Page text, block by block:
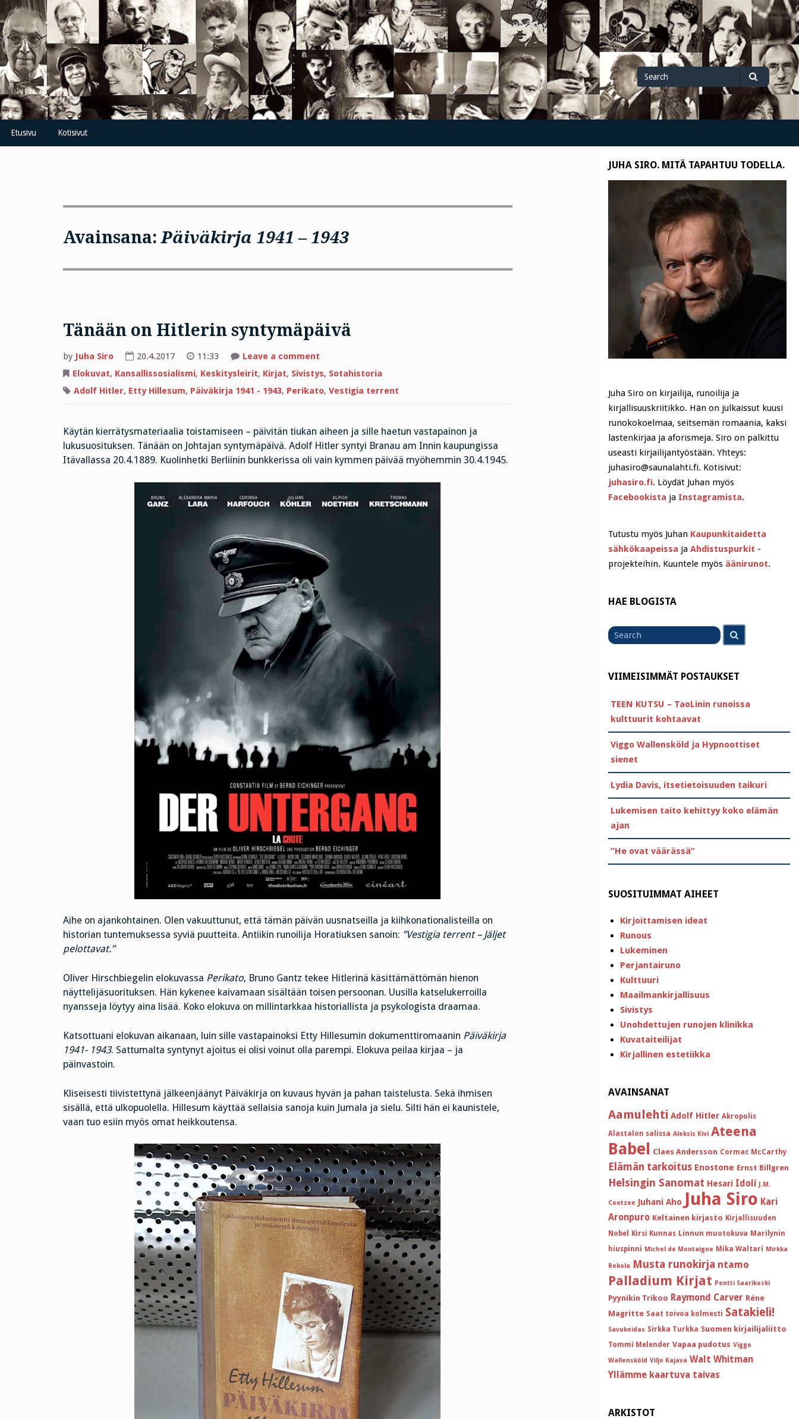
Skip
to
content
Search
for
Search
Etusivu Kotisivut
Avainsana:Päiväkirja 1941 – 1943
Tänään on Hitlerin syntymäpäivä
by Juha Siro 20.4.2017 11:33 Leave a commenton
on
Hitlerin
syntymäpäivä
Elokuvat, Kansallissosialismi, Keskitysleirit, Kirjat, Sivistys, Sotahistoria
Adolf Hitler, Etty Hillesum, Päiväkirja 1941 - 1943, Perikato, Vestigia terrent
Käytän kierrätysmateriaalia toistamiseen – päivitän tiukan aiheen ja sille haetun vastapainon ja
lukusuosituksen. Tänään on Johtajan syntymäpäivä. Adolf Hitler syntyi Branau am Innin kaupungissa
Itävallassa 20.4.1889. Kuolinhetki Berliinin bunkkerissa oli vain kymmen päivää myöhemmin 30.4.1945.
Aihe on ajankohtainen. Olen vakuuttunut, että tämän päivän uusnatseilla ja kiihkonationalisteilla on
historian tuntemuksessa syviä puutteita. Antiikin runoilija Horatiuksen sanoin: ”Vestigia terrent – Jäljet
pelottavat.”
Oliver Hirschbiegelin elokuvassa Perikato, Bruno Gantz tekee Hitlerinä käsittämättömän hienon
näyttelijäsuorituksen. Hän kykenee kaivamaan sisältään toisen persoonan. Uusilla katselukerroilla
nyansseja löytyy aina lisää. Koko elokuva on millintarkkaa historiallista ja psykologista draamaa.
Katsottuani elokuvan aikanaan, luin sille vastapainoksi Etty Hillesumin dokumenttiromaanin Päiväkirja
1941- 1943. Sattumalta syntynyt ajoitus ei olisi voinut olla parempi. Elokuva peilaa kirjaa – ja
päinvastoin.
Kliseisesti tiivistettynä jälkeenjäänyt Päiväkirja on kuvaus hyvän ja pahan taistelusta. Sekä ihmisen
sisällä, että ulkopuolella. Hillesum käyttää sellaisia sanoja kuin Jumala ja sielu. Silti hän ei kaunistele,
vaan tuo esiin myös omat heikkoutensa.
JUHA SIRO. MITÄ TAPAHTUU TODELLA.
Juha Siro on kirjailija, runoilija ja
kirjallisuuskriitikko. Hän on julkaissut kuusi
runokokoelmaa, seitsemän romaania, kaksi
lastenkirjaa ja aforismeja. Siro on palkittu
useasti kirjailijantyöstään. Yhteys:
juhasiro@saunalahti.fi. Kotisivut:
juhasiro.fi. Löydät Juhan myös
Facebookista ja Instagramista.
Tutustu myös Juhan Kaupunkitaidetta
sähkökaapeissa ja Ahdistuspurkit -
projekteihin. Kuuntele myös äänirunot.
HAE BLOGISTA
for
VIIMEISIMMÄT POSTAUKSET
TEEN KUTSU – TaoLinin runoissa
kulttuurit kohtaavat
Viggo Wallensköld ja Hypnoottiset
sienet
Lydia Davis, itsetietoisuuden taikuri
Lukemisen taito kehittyy koko elämän
ajan
”He ovat väärässä”
SUOSITUIMMAT AIHEET
Kirjoittamisen ideat
Runous
Lukeminen
Perjantairuno
Kulttuuri
Maailmankirjallisuus
Sivistys
Unohdettujen runojen klinikka
Kuvataiteilijat
Kirjallinen estetiikka
AVAINSANAT
Aamulehti Adolf Hitler Akropolis
Alastalon salissa Aleksis Kivi Ateena
Babel Claes Andersson Cormac McCarthy
Elämän tarkoitus Enostone Ernst Billgren
Helsingin Sanomat Hesari Idoli J.M.
Coetzee Juhani Aho Juha Siro Kari
Aronpuro Keltainen kirjasto Kirjallisuuden
Nobel
Kirsi Kunnas Linnun muotokuva Marilynin
hiuspinni Michel de Montaigne Mika Waltari Mirkka
Rekola Musta runokirja ntamo
Palladium Kirjat Pentti Saarikoski
Pyynikin Trikoo Raymond Carver Réne
Magritte Saat toivoa kolmesti Satakieli!
Savukeidas Sirkka Turkka Suomen kirjailijaliitto
Tommi Melender Vapaa pudotus Viggo
Wallensköld Viljo Kajava Walt Whitman
Yllämme kaartuva taivas
ARKISTOT